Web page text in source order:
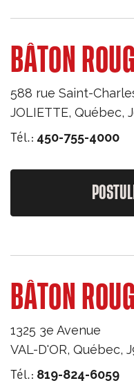
BÂTON
588 rue Saint-
JOLIETTE, Québec,
Tél.: 450-755-4000
BÂTON
1325 3e Avenue
VAL-D'OR, Québec,
Tél.: 819-824-6059